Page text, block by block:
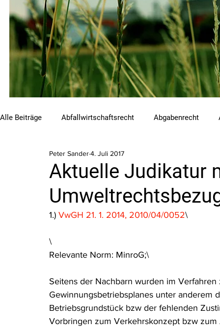
Alle Beiträge Abfallwirtschaftsrecht Abgabenrecht
Beihilfen und Förderungen
Luftreinhalterecht Naturschutzrecht
Wasserrecht RDU Umwelt-Ausgabe Erdgas
Aktuelle Judikatur
Peter Sander4. Juli 2017
1.) VwGH 21. 1. 2014, 2010/04/0052\
\
Relevante Norm: MinroG;\
Seitens der Nachbarn wurden im
Gewinnungsbetriebsplanes unter anderem
Betriebsgrundstück bzw der fehlenden
Vorbringen zum Verkehrskonzept bzw